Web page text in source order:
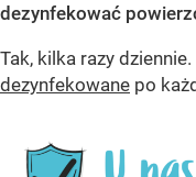
dezynfekować
Tak, kilka razy
dezynfekowane po